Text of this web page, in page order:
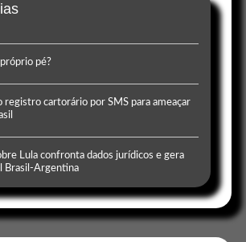
pé?
registro cartorário por SMS para ameaçar
Lula confronta dados jurídicos e gera
Brasil-Argentina